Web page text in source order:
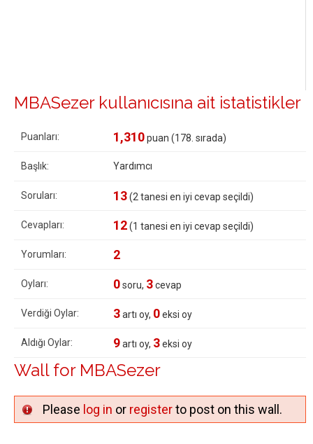
MBASezer kullanıcısına ait istatistikler
Puanları: 1,310puan (178 . sırada)
Başlık: Yardımcı
Soruları: 13(2 tanesi en iyi cevap seçildi)
Cevapları: 12(1 tanesi en iyi cevap seçildi)
Yorumları: 2
Oyları: 0soru, 3cevap
Verdiği Oylar: 3artı oy, 0eksi oy
Aldığı Oylar: 9artı oy, 3eksi oy
Wall for MBASezer
Please log in or registerto post on this wall.